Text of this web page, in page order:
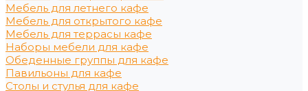
Мебель для летнего кафе
Мебель для открытого кафе
Мебель для террасы кафе
Наборы мебели для кафе
Обеденные группы для кафе
Павильоны для кафе
Столы и стулья для кафе